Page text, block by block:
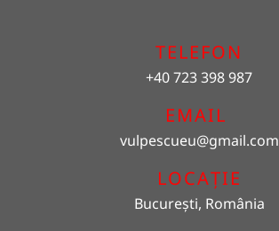
TELEFON
+40 723 398 987
EMAIL
vulpescueu@gmail.com
LOCAȚIE
București, România